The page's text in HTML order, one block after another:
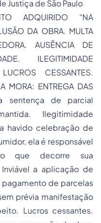
Justiça de São Paulo
ADQUIRIDO "NA
DA OBRA. MULTA
AUSÊNCIA DE
ILEGITIMIDADE
CESSANTES.
MORA: ENTREGA DAS
sentença de parcial
Ilegitimidade
havido celebração de
ela é responsável
que decorre sua
a aplicação de
pagamento de parcelas
prévia manifestação
Lucros cessantes.